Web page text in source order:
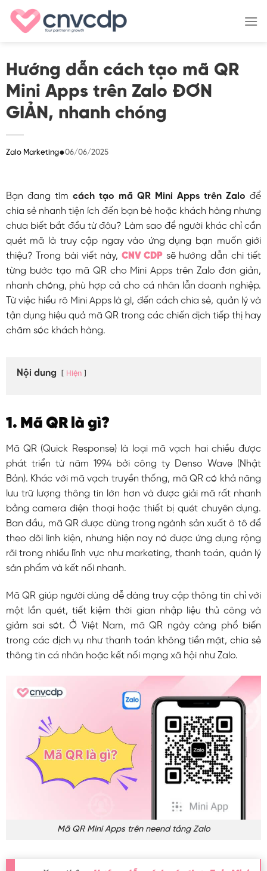
Skip
Hướng dẫn cách tạo mã QR
Mini Apps trên Zalo ĐƠN
GIẢN, nhanh chóng
Zalo Marketing●06/06/2025
Bạn đang tìm cách tạo mã QR Mini Apps trên Zalo để
chia sẻ nhanh tiện ích đến bạn bè hoặc khách hàng nhưng
chưa biết bắt đầu từ đâu? Làm sao để người khác chỉ cần
quét mã là truy cập ngay vào ứng dụng bạn muốn giới
thiệu? Trong bài viết này, CNV CDP sẽ hướng dẫn chi tiết
từng bước tạo mã QR cho Mini Apps trên Zalo đơn giản,
nhanh chóng, phù hợp cả cho cá nhân lẫn doanh nghiệp.
Từ việc hiểu rõ Mini Apps là gì, đến cách chia sẻ, quản lý và
tận dụng hiệu quả mã QR trong các chiến dịch tiếp thị hay
chăm sóc khách hàng.
Nội dung Hiện
1. Mã QR là gì?
Mã QR (Quick Response) là loại mã vạch hai chiều được
phát triển từ năm 1994 bởi công ty Denso Wave (Nhật
Bản). Khác với mã vạch truyền thống, mã QR có khả năng
lưu trữ lượng thông tin lớn hơn và được giải mã rất nhanh
bằng camera điện thoại hoặc thiết bị quét chuyên dụng.
Ban đầu, mã QR được dùng trong ngành sản xuất ô tô để
theo dõi linh kiện, nhưng hiện nay nó được ứng dụng rộng
rãi trong nhiều lĩnh vực như marketing, thanh toán, quản lý
sản phẩm và kết nối nhanh.
Mã QR giúp người dùng dễ dàng truy cập thông tin chỉ với
một lần quét, tiết kiệm thời gian nhập liệu thủ công và
giảm sai sót. Ở Việt Nam, mã QR ngày càng phổ biến
trong các dịch vụ như thanh toán không tiền mặt, chia sẻ
thông tin cá nhân hoặc kết nối mạng xã hội như Zalo.
Mã QR Mini Apps trên neend tảng Zalo